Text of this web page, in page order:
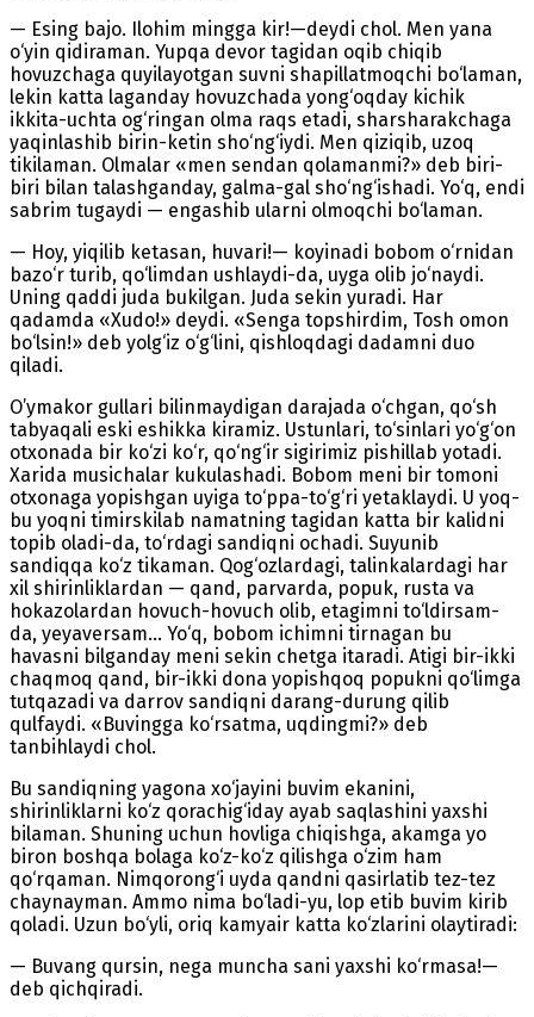
— Esing bajo. Ilohim mingga kir!—deydi chol. Men yana
o‘yin qidiraman. Yupqa devor tagidan oqib chiqib
hovuzchaga quyilayotgan suvni shapillatmoqchi bo‘laman,
lekin katta laganday hovuzchada yong‘oqday kichik
ikkita-uchta og‘ringan olma raqs etadi, sharsharakchaga
yaqinlashib birin-ketin sho‘ng‘iydi. Men qiziqib, uzoq
tikilaman. Olmalar «men sendan qolamanmi?» deb biri-
biri bilan talashganday, galma-gal sho‘ng‘ishadi. Yo‘q, endi
sabrim tugaydi — engashib ularni olmoqchi bo‘laman.
— Hoy, yiqilib ketasan, huvari!— koyinadi bobom o‘rnidan
bazo‘r turib, qo‘limdan ushlaydi-da, uyga olib jo‘naydi.
Uning qaddi juda bukilgan. Juda sekin yuradi. Har
qadamda «Xudo!» deydi. «Senga topshirdim, Tosh omon
bo‘lsin!» deb yolg‘iz o‘g‘lini, qishloqdagi dadamni duo
qiladi.
O’ymakor gullari bilinmaydigan darajada o‘chgan, qo‘sh
tabyaqali eski eshikka kiramiz. Ustunlari, to‘sinlari yo‘g‘on
otxonada bir ko‘zi ko‘r, qo‘ng‘ir sigirimiz pishillab yotadi.
Xarida musichalar kukulashadi. Bobom meni bir tomoni
otxonaga yopishgan uyiga to‘ppa-to‘g‘ri yetaklaydi. U yoq-
bu yoqni timirskilab namatning tagidan katta bir kalidni
topib oladi-da, to‘rdagi sandiqni ochadi. Suyunib
sandiqqa ko‘z tikaman. Qog‘ozlardagi, talinkalardagi har
xil shirinliklardan — qand, parvarda, popuk, rusta va
hokazolardan hovuch-hovuch olib, etagimni to‘ldirsam-
da, yeyaversam... Yo‘q, bobom ichimni tirnagan bu
havasni bilganday meni sekin chetga itaradi. Atigi bir-ikki
chaqmoq qand, bir-ikki dona yopishqoq popukni qo‘limga
tutqazadi va darrov sandiqni darang-durung qilib
qulfaydi. «Buvingga ko‘rsatma, uqdingmi?» deb
tanbihlaydi chol.
Bu sandiqning yagona xo‘jayini buvim ekanini,
shirinliklarni ko‘z qorachig‘iday ayab saqlashini yaxshi
bilaman. Shuning uchun hovliga chiqishga, akamga yo
biron boshqa bolaga ko‘z-ko‘z qilishga o‘zim ham
qo‘rqaman. Nimqorong‘i uyda qandni qasirlatib tez-tez
chaynayman. Ammo nima bo‘ladi-yu, lop etib buvim kirib
qoladi. Uzun bo‘yli, oriq kamyair katta ko‘zlarini olaytiradi:
— Buvang qursin, nega muncha sani yaxshi ko‘rmasa!—
deb qichqiradi.